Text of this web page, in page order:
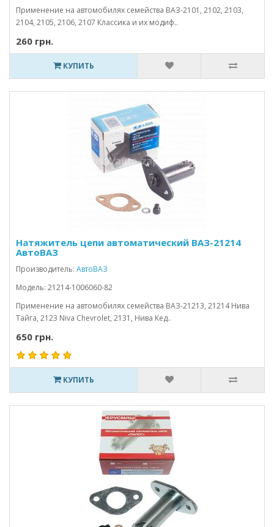
Применение на автомобилях семейства ВАЗ-2101, 2102, 2103,
2104, 2105, 2106, 2107 Классика и их модиф..
260 грн.
КУПИТЬ
Натяжитель цепи автоматический ВАЗ-21214
АвтоВАЗ
Производитель: АвтоВАЗ
Модель: 21214-1006060-82
Применение на автомобилях семейства ВАЗ-21213, 21214 Нива
Тайга, 2123 Niva Chevrolet, 2131, Нива Кед..
650 грн.
КУПИТЬ